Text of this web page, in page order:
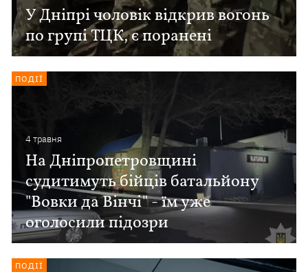
У Дніпрі чоловік відкрив вогонь
по групі ТЦК, є поранені
4 травня
На Дніпропетровщині
судитимуть бійців батальйону
"Вовки да Вінчі" - їм уже
оголосили підозри
ПОДІЇ
ПОДІЇ